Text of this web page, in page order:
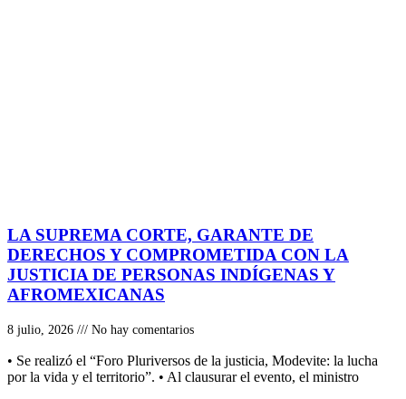
LA SUPREMA CORTE, GARANTE DE
DERECHOS Y COMPROMETIDA CON LA
JUSTICIA DE PERSONAS INDÍGENAS Y
AFROMEXICANAS
8 julio, 2026 No hay comentarios
• Se realizó el “Foro Pluriversos de la justicia, Modevite: la lucha
por la vida y el territorio”. • Al clausurar el evento, el ministro